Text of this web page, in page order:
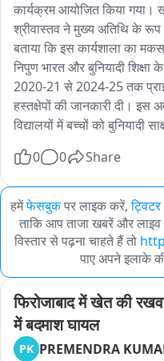
कार्यक्रम आयोजित किया गया।
श्रीवास्तव ने मुख्य अतिथि के रूप
बताया कि इस कार्यशाला का
निपुण भारत और बुनियादी शिक्षा
2020-21 से 2024-25 तक
हस्तक्षेपों की जानकारी दी।
विद्यालयों में बच्चों को बुनियादी
0
0 Share
हमेंफेसबुकपर लाइक करें, ट्विटर
ताकि आप ताजा खबरें और
विस्तार से पढ़ना चाहते हैं तो
पाए अपने इलाके
फिरोजाबाद में खेत की
में बदमाश घायल
PK PREMENDRA